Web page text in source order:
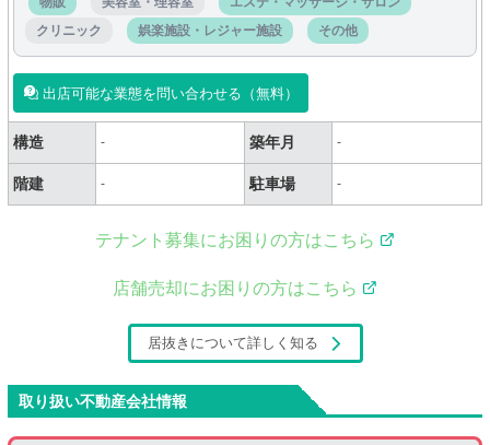
クリニック
娯楽施設・レジャー施設 その他
出店可能な業態を問い合わせる（無料）
構造 - 築年月 -
階建 - 駐車場 -
テナント募集にお困りの方はこちら
店舗売却にお困りの方はこちら
居抜きについて詳しく知る
取り扱い不動産会社情報